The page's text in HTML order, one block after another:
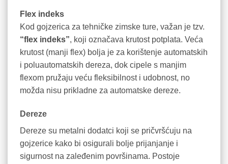
Flex indeks
Kod gojzerica za tehničke zimske ture, važan je tzv.
“flex indeks”, koji označava krutost potplata. Veća
krutost (manji flex) bolja je za korištenje automatskih
i poluautomatskih dereza, dok cipele s manjim
flexom pružaju veću fleksibilnost i udobnost, no
možda nisu prikladne za automatske dereze.
Dereze
Dereze su metalni dodatci koji se pričvršćuju na
gojzerice kako bi osigurali bolje prijanjanje i
sigurnost na zaleđenim površinama. Postoje